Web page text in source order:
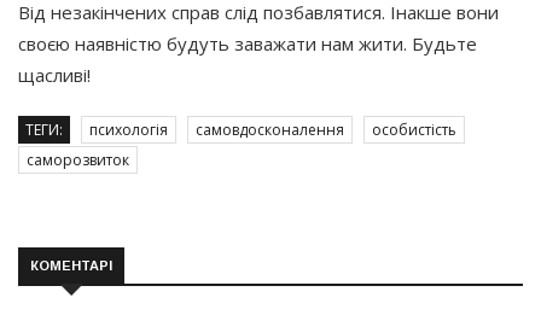
Від незакінчених справ слід позбавлятися. Інакше вони
своєю наявністю будуть заважати нам жити. Будьте
щасливі!
ТЕГИ: психологія самовдосконалення
особистість
саморозвиток
КОМЕНТАРІ